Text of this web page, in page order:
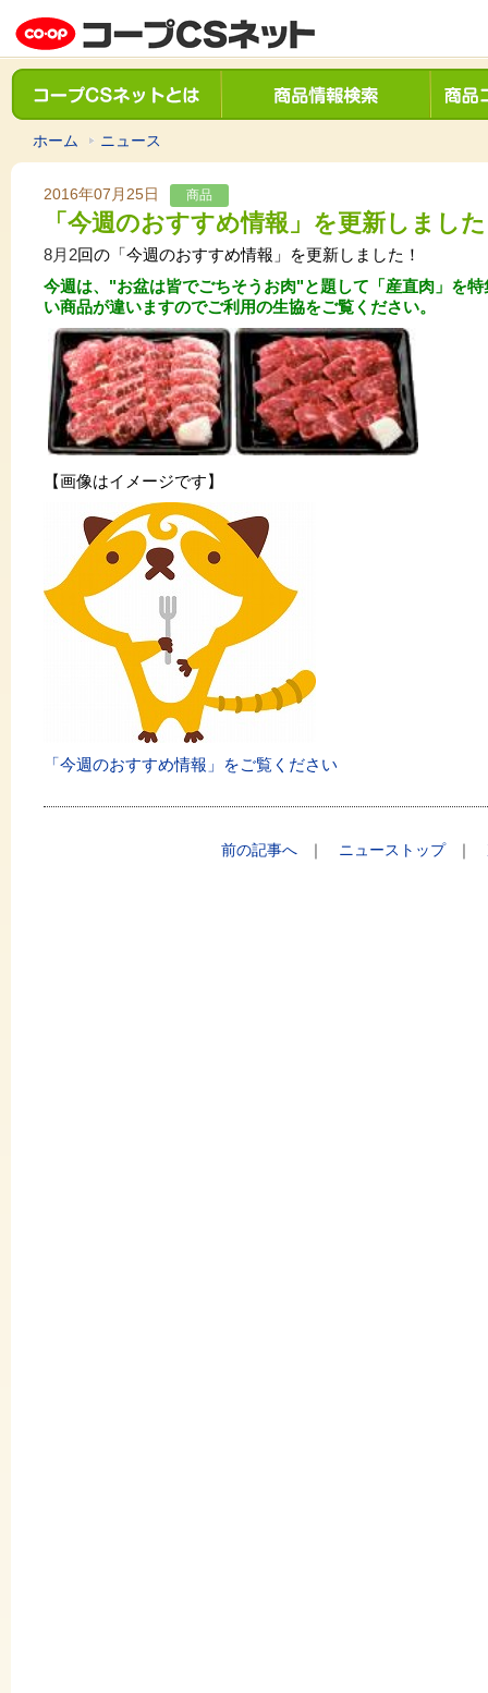
ホーム ニュース
2016年07月25日 商品
「今週のおすすめ情報」を更新しました
8月2回の「今週のおすすめ情報」を更新しました！
今週は、"お盆は皆でごちそうお肉"と題して「産直肉」を
い商品が違いますのでご利用の生協をご覧ください。
【画像はイメージです】
「今週のおすすめ情報」をご覧ください
前の記事へ ｜ ニューストップ ｜